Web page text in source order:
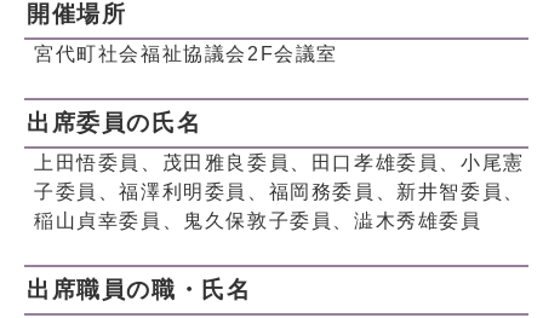
開催場所
宮代町社会福祉協議会2F会議室
出席委員の氏名
上田悟委員、茂田雅良委員、田口孝雄委員、小尾憲
子委員、福澤利明委員、福岡務委員、新井智委員、
稲山貞幸委員、鬼久保敦子委員、澁木秀雄委員
出席職員の職・氏名